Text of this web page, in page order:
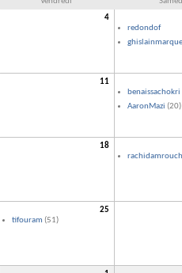
4
redondof
11
benaissachokri
AaronMazi (20)
18
25
tifouram (51)